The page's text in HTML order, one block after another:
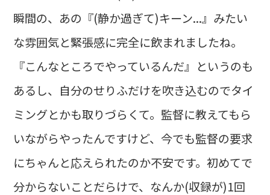
瞬間の、あの『(静か過ぎて)キーン...』みたい
な雰囲気と緊張感に完全に飲まれましたね。
『こんなところでやっているんだ』というのも
あるし、自分のせりふだけを吹き込むのでタイ
ミングとかも取りづらくて。監督に教えてもら
いながらやったんですけど、今でも監督の要求
にちゃんと応えられたのか不安です。初めてで
分からないことだらけで、なんか(収録が)1回